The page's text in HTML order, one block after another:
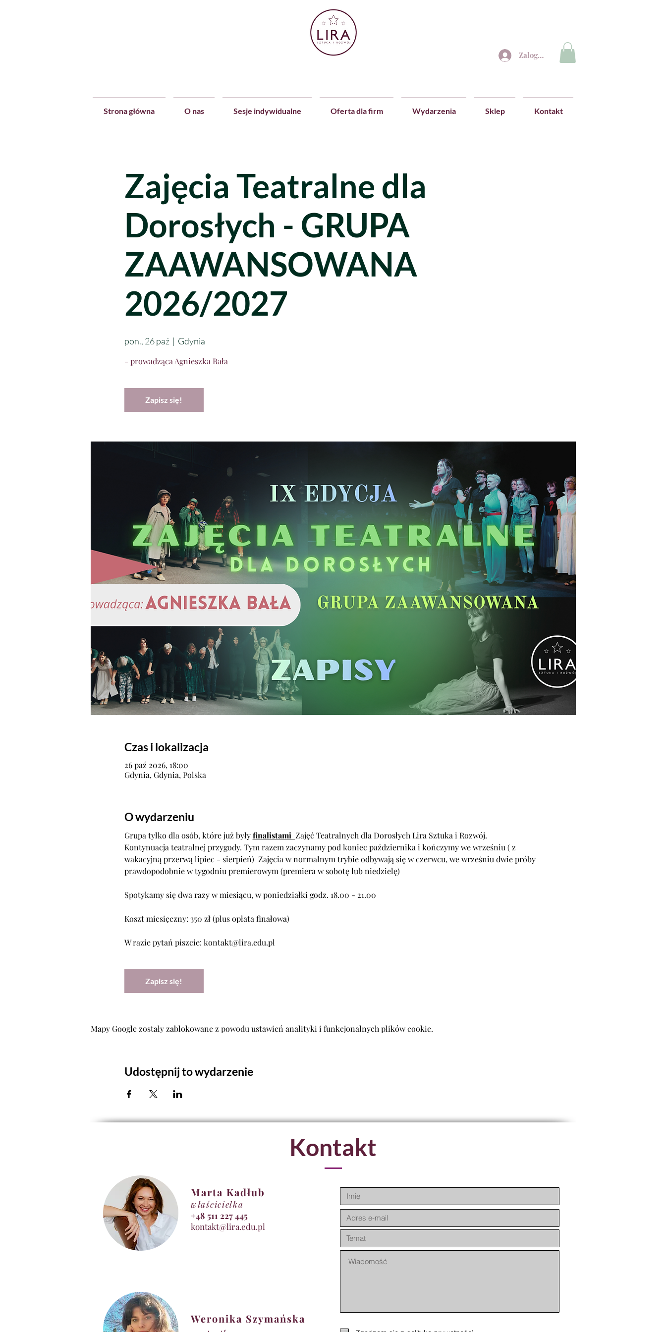
Zaloguj się
Strona główna O nas Sesje indywidualne Oferta dla firm Wydarzenia Sklep Kontakt
Zajęcia Teatralne dla
Dorosłych - GRUPA
ZAAWANSOWANA
2026/2027
pon., 26 paź
  |
Gdynia
- prowadząca Agnieszka Bała
Zapisz się!
Czas i lokalizacja
26 paź 2026, 18:00
Gdynia, Gdynia, Polska
O wydarzeniu
Grupa tylko dla osób, które już były finalistami Zajęć Teatralnych dla Dorosłych Lira Sztuka i Rozwój.
Kontynuacja teatralnej przygody. Tym razem zaczynamy pod koniec października i kończymy we wrześniu ( z
wakacyjną przerwą lipiec - sierpień)  Zajęcia w normalnym trybie odbywają się w czerwcu, we wrześniu dwie próby
prawdopodobnie w tygodniu premierowym (premiera w sobotę lub niedzielę)
Spotykamy się dwa razy w miesiącu, w poniedziałki godz. 18.00 - 21.00
Koszt miesięczny: 350 zł (plus opłata finałowa)
W razie pytań piszcie: kontakt@lira.edu.pl
Zapisz się!
Mapy Google zostały zablokowane z powodu ustawień analityki i funkcjonalnych plików cookie.
Udostępnij to wydarzenie
Kontakt
Marta Kadłub
właścicielka
+48 511 227 445
kontakt@lira.edu.pl
Weronika Szymańska